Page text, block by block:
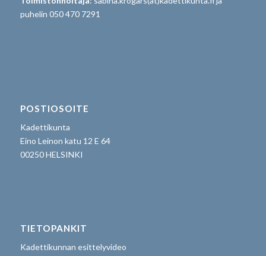
puhelin 050 470 7291
POSTIOSOITE
Kadettikunta
Eino Leinon katu 12 E 64
00250 HELSINKI
TIETOPANKIT
Kadettikunnan esittelyvideo